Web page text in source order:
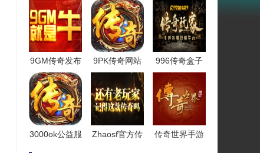
9GM传奇发布 9PK传奇网站 996传奇盒子
3000ok公益服 Zhaosf官方传 传奇世界手游